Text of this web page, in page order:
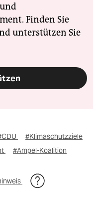
Finden Sie
unterstützen Sie
#Klimaschutzziele
#Ampel-Koalition